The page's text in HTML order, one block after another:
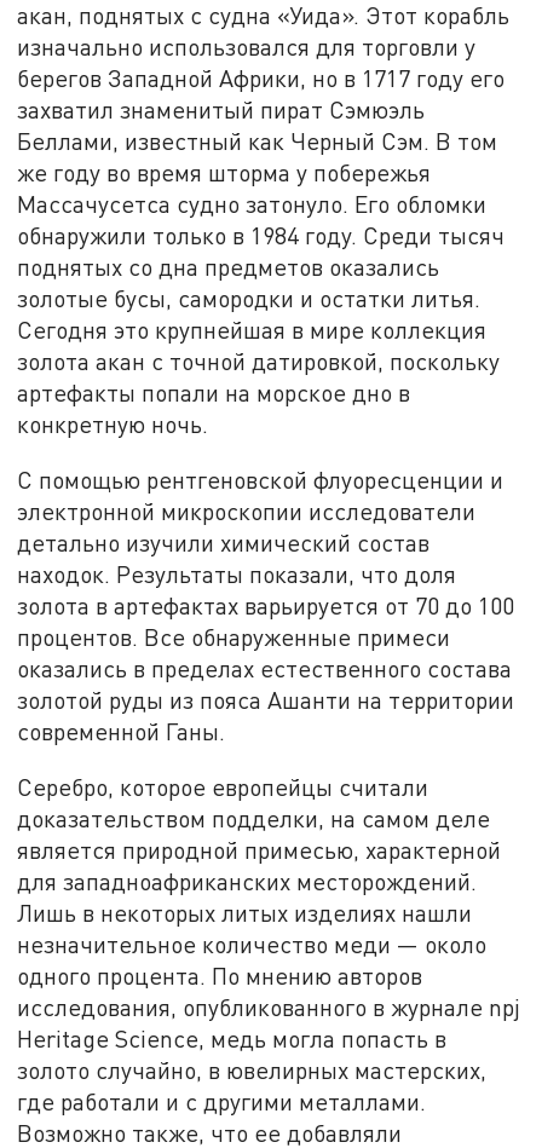
акан, поднятых с судна «Уида». Этот корабль
изначально использовался для торговли у
берегов Западной Африки, но в 1717 году его
захватил знаменитый пират Сэмюэль
Беллами, известный как Черный Сэм. В том
же году во время шторма у побережья
Массачусетса судно затонуло. Его обломки
обнаружили только в 1984 году. Среди тысяч
поднятых со дна предметов оказались
золотые бусы, самородки и остатки литья.
Сегодня это крупнейшая в мире коллекция
золота акан с точной датировкой, поскольку
артефакты попали на морское дно в
конкретную ночь.
С помощью рентгеновской флуоресценции и
электронной микроскопии исследователи
детально изучили химический состав
находок. Результаты показали, что доля
золота в артефактах варьируется от 70 до 100
процентов. Все обнаруженные примеси
оказались в пределах естественного состава
золотой руды из пояса Ашанти на территории
современной Ганы.
Серебро, которое европейцы считали
доказательством подделки, на самом деле
является природной примесью, характерной
для западноафриканских месторождений.
Лишь в некоторых литых изделиях нашли
незначительное количество меди — около
одного процента. По мнению авторов
исследования, опубликованного в журнале npj
Heritage Science, медь могла попасть в
золото случайно, в ювелирных мастерских,
где работали и с другими металлами.
Возможно также, что ее добавляли